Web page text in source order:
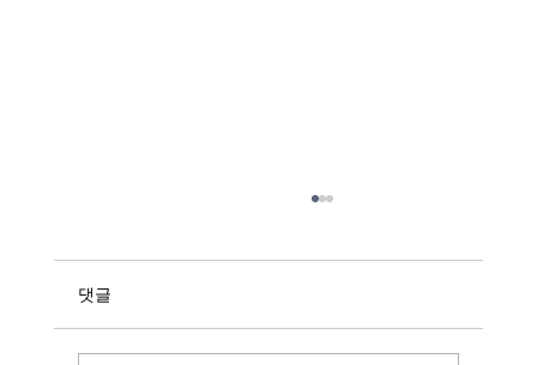
일이라고 생각합니다. 하지만 은퇴는 어느 날 갑
자기 찾아오는 것이 아니라 오랜 시간 준비해야
댓글